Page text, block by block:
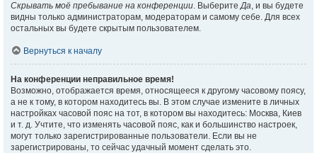
Скрывать моё пребывание на конференции. ВыберитеДа, и вы будете
видны только администраторам, модераторам и самому себе. Для всех
остальных вы будете скрытым пользователем.
Вернуться к началу
На конференции неправильное время!
Возможно, отображается время, относящееся к другому часовому поясу,
а не к тому, в котором находитесь вы. В этом случае измените в личных
настройках часовой пояс на тот, в котором вы находитесь: Москва, Киев
и т. д. Учтите, что изменять часовой пояс, как и большинство настроек,
могут только зарегистрированные пользователи. Если вы не
зарегистрированы, то сейчас удачный момент сделать это.